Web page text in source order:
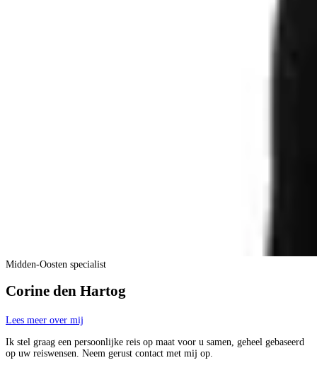
Midden-Oosten specialist
Corine den Hartog
Lees meer over mij
Ik stel graag een persoonlijke reis op maat voor u samen, geheel gebaseerd
op uw reiswensen. Neem gerust contact met mij op.